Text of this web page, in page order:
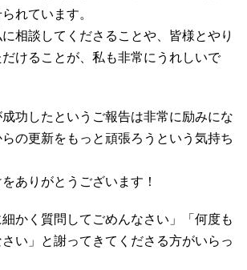
れています。
相談してくださることや、皆様とやり
けることが、私も非常にうれしいで
功したというご報告は非常に励みにな
の更新をもっと頑張ろうという気持ち
ありがとうございます！
かく質問してごめんなさい」「何度も
い」と謝ってきてくださる方がいらっ